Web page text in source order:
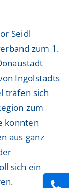
Seidl
zum 1.
Ingolstadts
trafen sich
zum
konnten
aus ganz
sich ein